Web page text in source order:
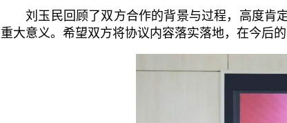
刘玉民回顾了双方合作的背景与过程，高度肯定
重大意义。希望双方将协议内容落实落地，在今后